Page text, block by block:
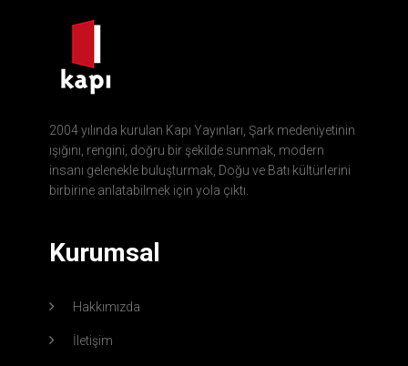
2004 yılında kurulan Kapı Yayınları, Şark medeniyetinin
ışığını, rengini, doğru bir şekilde sunmak, modern
insanı gelenekle buluşturmak, Doğu ve Batı kültürlerini
birbirine anlatabilmek için yola çıktı.
Kurumsal
Hakkımızda
İletişim